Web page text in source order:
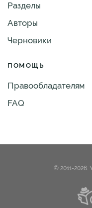
Разделы
Авторы
Черновики
ПОМОЩЬ
Правообладателям
FAQ
© 2011-2026.